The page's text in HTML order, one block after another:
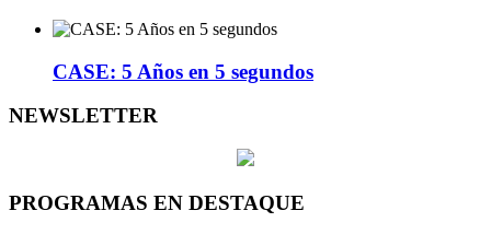
CASE: 5 Años en 5 segundos
NEWSLETTER
PROGRAMAS EN DESTAQUE